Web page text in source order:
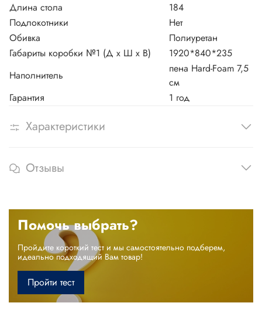
Длина стола
184
Подлокотники
Нет
Обивка
Полиуретан
Габариты коробки №1 (Д х Ш х В)
1920*840*235
Наполнитель
пена Hard-Foam 7,5
см
Гарантия
1 год
Характеристики
Отзывы
Помочь выбрать?
Пройдите короткий тест и мы самостоятельно подберем,
идеально подходящий Вам товар!
Пройти тест